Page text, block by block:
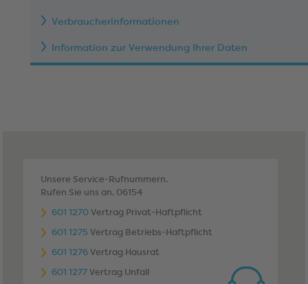
Verbraucherinformationen
Information zur Verwendung Ihrer Daten
Unsere Service-Rufnummern.
Rufen Sie uns an. 06154
601 1270 Vertrag Privat-Haftpflicht
601 1275 Vertrag Betriebs-Haftpflicht
601 1276 Vertrag Hausrat
601 1277 Vertrag Unfall